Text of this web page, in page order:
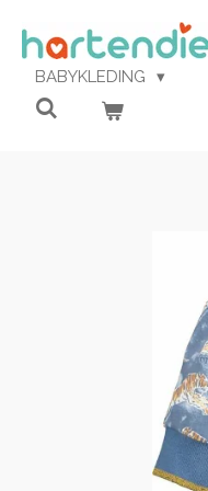
direct
naar
hoofdinhoud
BABYKLEDING